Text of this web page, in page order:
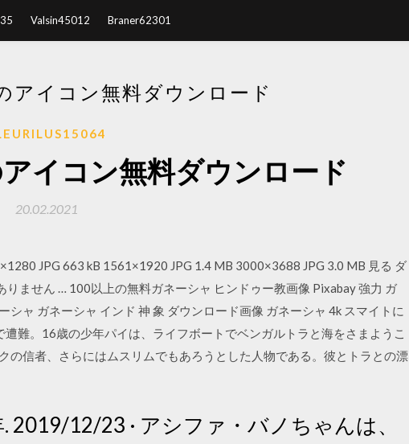
Valsin45012 Braner62301
アイコン無料ダウンロード
イコン無料ダウンロード
20.02.2021
JPG 663 kB 1561×1920 JPG 1.4 MB 3000×3688 JPG 3.0 MB 見る ダ
ません … 100以上の無料ガネーシャ ヒンドゥー教画像 Pixabay 強力 ガ
ャ ガネーシャ インド 神 象 ダウンロード画像 ガネーシャ 4k スマイトに
難。16歳の少年パイは、ライフボートでベンガルトラと海をさまようこ
の信者、さらにはムスリムでもあろうとした人物である。彼とトラとの漂
12/23 · アシファ・バノちゃんは、